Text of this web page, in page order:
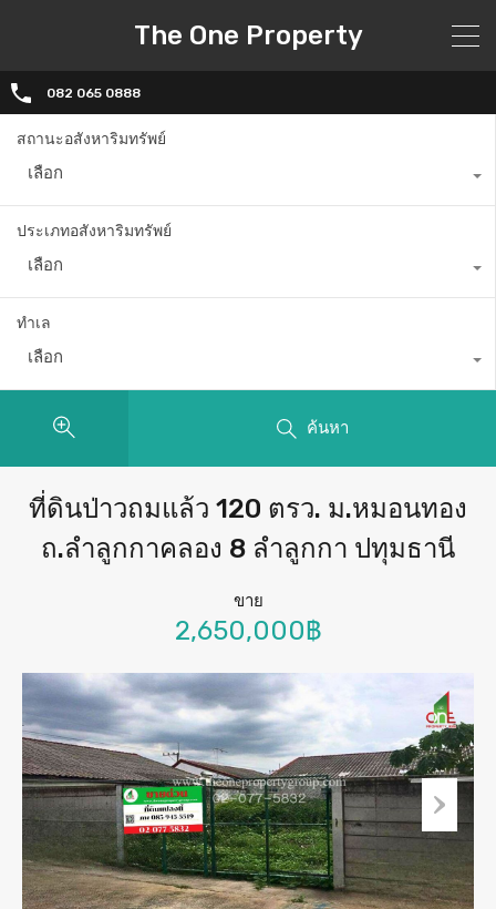
The One Property
082 065 0888
สถานะอสังหาริมทรัพย์
เลือก
ประเภทอสังหาริมทรัพย์
เลือก
ทำเล
เลือก
ค้นหา
ที่ดินป่าวถมแล้ว 120 ตรว. ม.หมอนทอง
ถ.ลำลูกกาคลอง 8 ลำลูกกา ปทุมธานี
ขาย
2,650,000฿